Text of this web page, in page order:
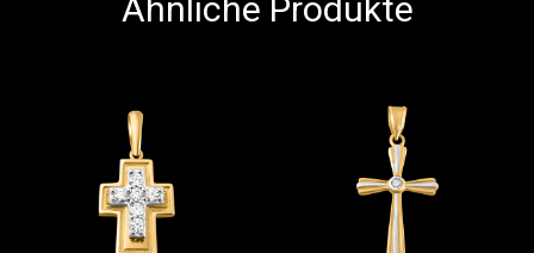
Ähnliche Produkte